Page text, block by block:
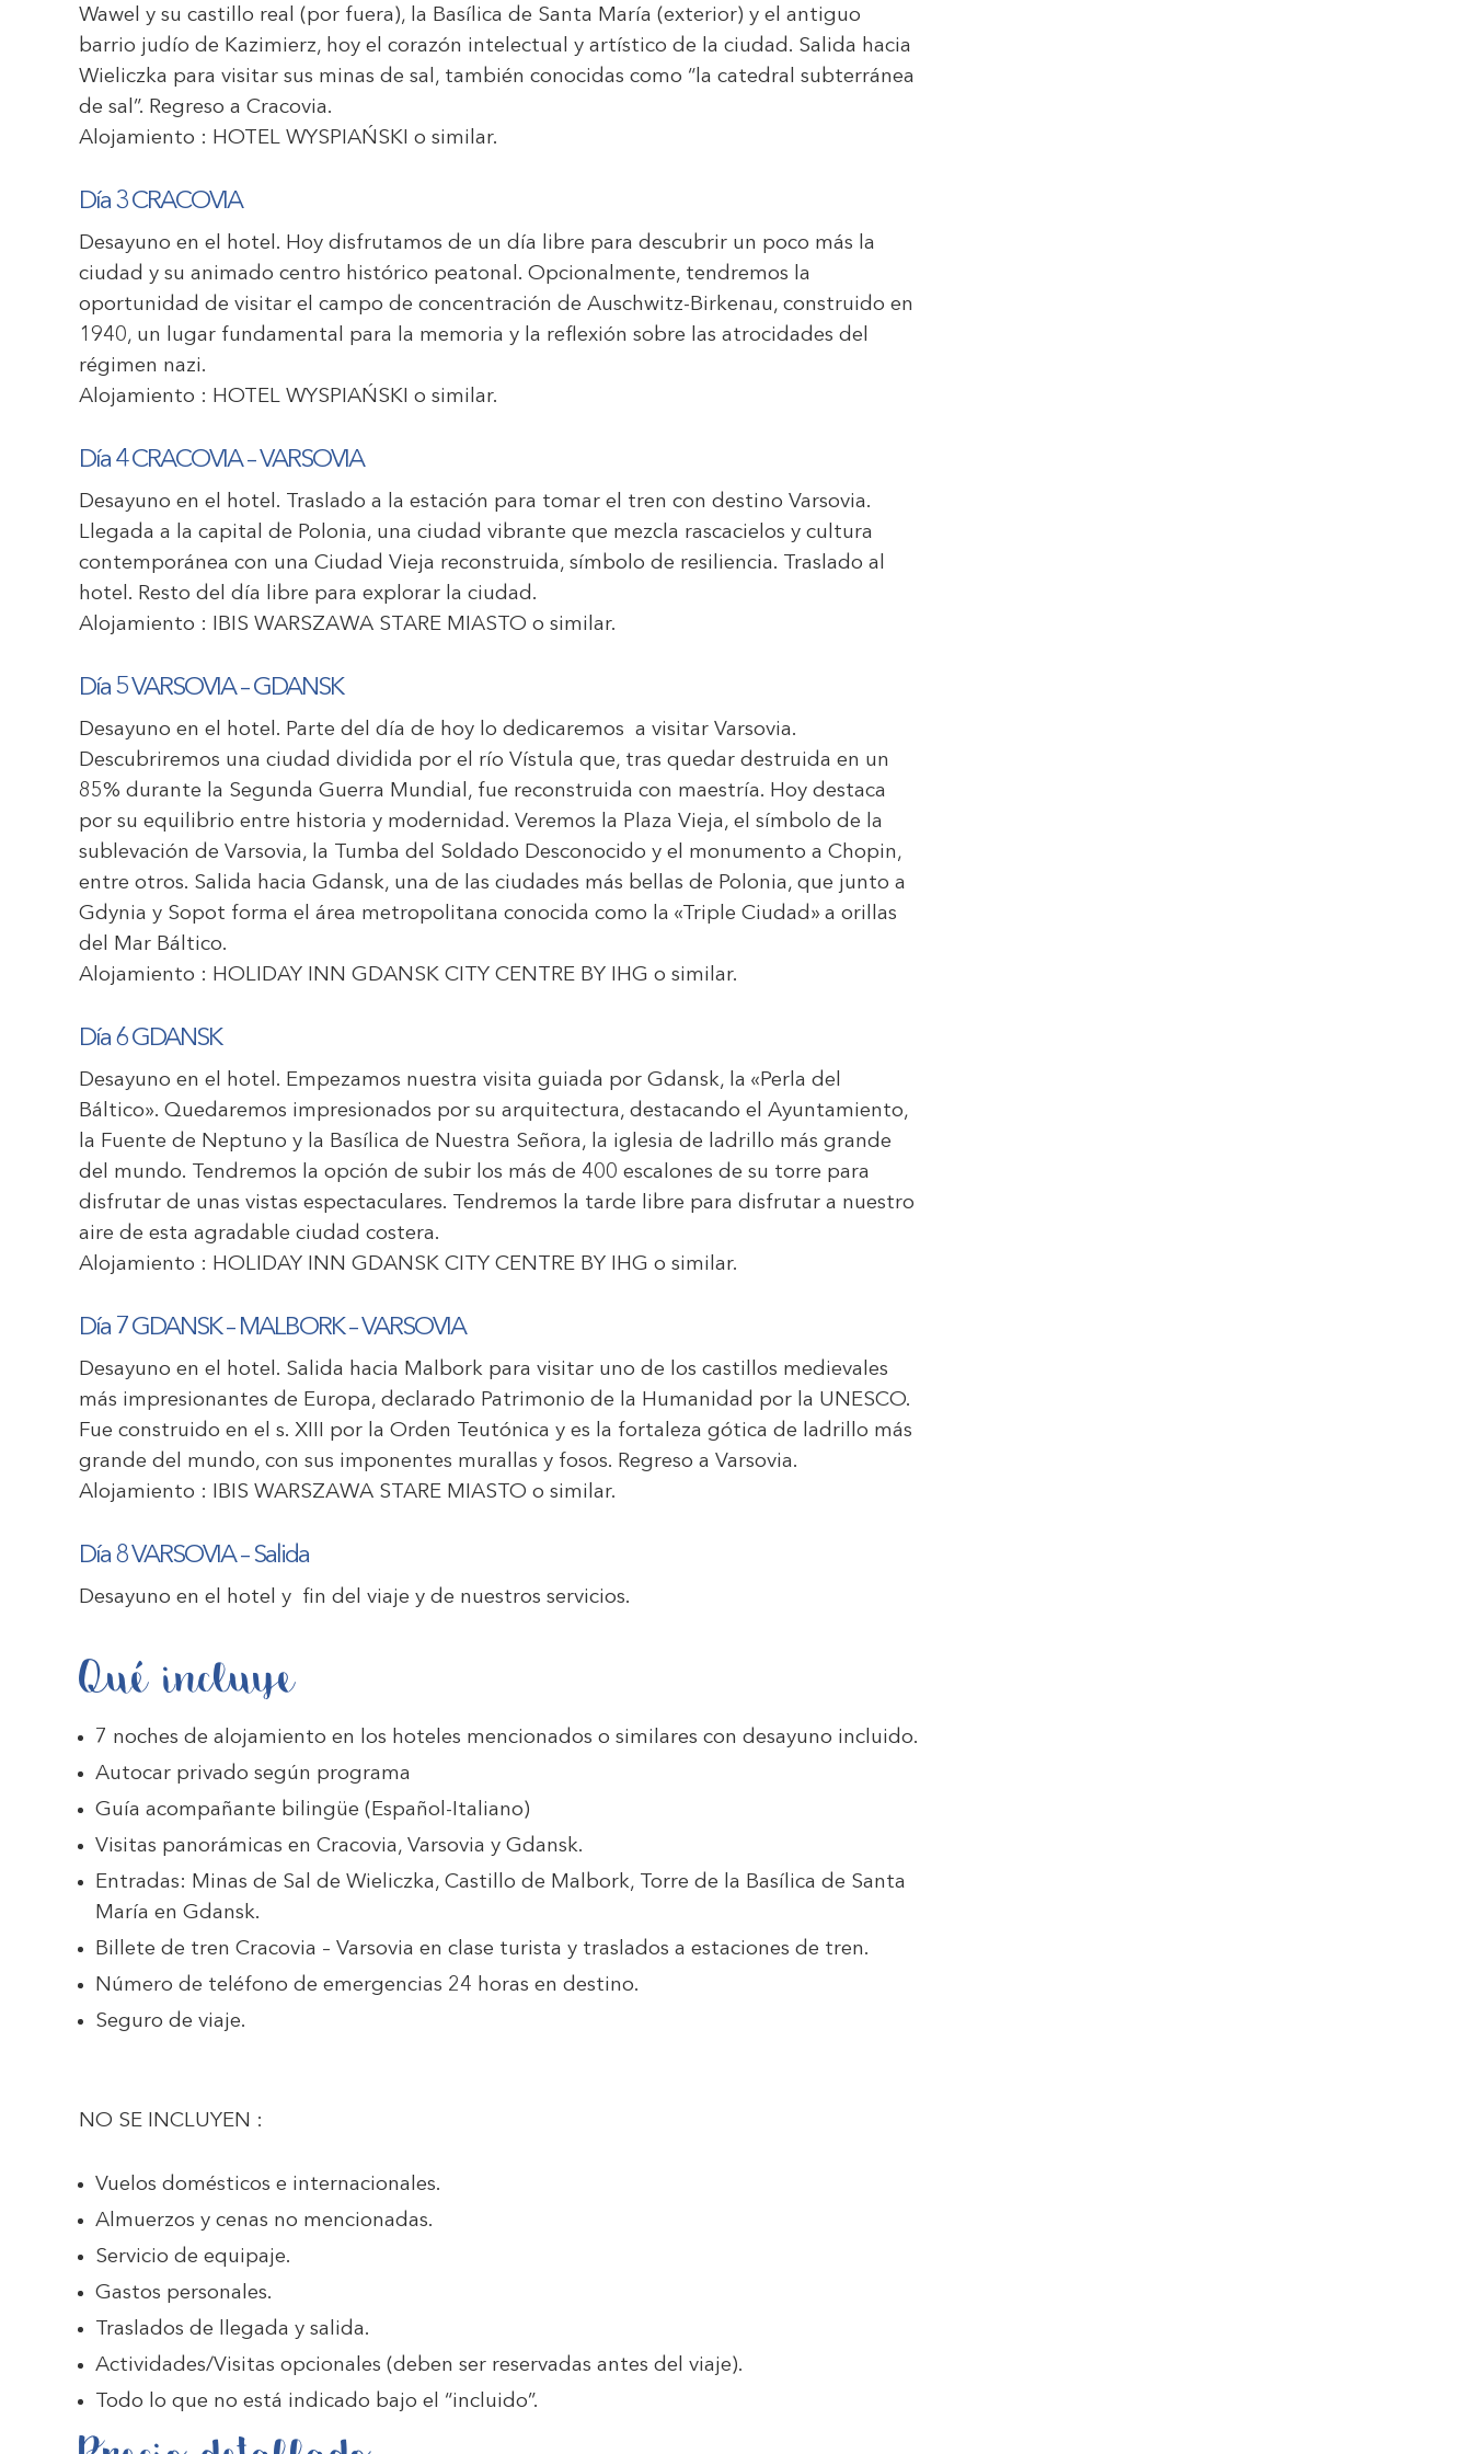
Wawel y su castillo real (por fuera), la Basílica de Santa María (exterior) y el antiguo
barrio judío de Kazimierz, hoy el corazón intelectual y artístico de la ciudad. Salida hacia
Wieliczka para visitar sus minas de sal, también conocidas como “la catedral subterránea
de sal”. Regreso a Cracovia.
Alojamiento : HOTEL WYSPIAŃSKI o similar.
Día 3 CRACOVIA
Desayuno en el hotel. Hoy disfrutamos de un día libre para descubrir un poco más la
ciudad y su animado centro histórico peatonal. Opcionalmente, tendremos la
oportunidad de visitar el campo de concentración de Auschwitz-Birkenau, construido en
1940, un lugar fundamental para la memoria y la reflexión sobre las atrocidades del
régimen nazi.
Alojamiento : HOTEL WYSPIAŃSKI o similar.
Día 4 CRACOVIA – VARSOVIA
Desayuno en el hotel. Traslado a la estación para tomar el tren con destino Varsovia.
Llegada a la capital de Polonia, una ciudad vibrante que mezcla rascacielos y cultura
contemporánea con una Ciudad Vieja reconstruida, símbolo de resiliencia. Traslado al
hotel. Resto del día libre para explorar la ciudad.
Alojamiento : IBIS WARSZAWA STARE MIASTO o similar.
Día 5 VARSOVIA – GDANSK
Desayuno en el hotel. Parte del día de hoy lo dedicaremos a visitar Varsovia.
Descubriremos una ciudad dividida por el río Vístula que, tras quedar destruida en un
85% durante la Segunda Guerra Mundial, fue reconstruida con maestría. Hoy destaca
por su equilibrio entre historia y modernidad. Veremos la Plaza Vieja, el símbolo de la
sublevación de Varsovia, la Tumba del Soldado Desconocido y el monumento a Chopin,
entre otros. Salida hacia Gdansk, una de las ciudades más bellas de Polonia, que junto a
Gdynia y Sopot forma el área metropolitana conocida como la «Triple Ciudad» a orillas
del Mar Báltico.
Alojamiento : HOLIDAY INN GDANSK CITY CENTRE BY IHG o similar.
Día 6 GDANSK
Desayuno en el hotel. Empezamos nuestra visita guiada por Gdansk, la «Perla del
Báltico». Quedaremos impresionados por su arquitectura, destacando el Ayuntamiento,
la Fuente de Neptuno y la Basílica de Nuestra Señora, la iglesia de ladrillo más grande
del mundo. Tendremos la opción de subir los más de 400 escalones de su torre para
disfrutar de unas vistas espectaculares. Tendremos la tarde libre para disfrutar a nuestro
aire de esta agradable ciudad costera.
Alojamiento : HOLIDAY INN GDANSK CITY CENTRE BY IHG o similar.
Día 7 GDANSK – MALBORK – VARSOVIA
Desayuno en el hotel. Salida hacia Malbork para visitar uno de los castillos medievales
más impresionantes de Europa, declarado Patrimonio de la Humanidad por la UNESCO.
Fue construido en el s. XIII por la Orden Teutónica y es la fortaleza gótica de ladrillo más
grande del mundo, con sus imponentes murallas y fosos. Regreso a Varsovia.
Alojamiento : IBIS WARSZAWA STARE MIASTO o similar.
Día 8 VARSOVIA – Salida
Desayuno en el hotel y fin del viaje y de nuestros servicios.
Qué incluye
7 noches de alojamiento en los hoteles mencionados o similares con desayuno incluido.
Autocar privado según programa
Guía acompañante bilingüe (Español-Italiano)
Visitas panorámicas en Cracovia, Varsovia y Gdansk.
Entradas: Minas de Sal de Wieliczka, Castillo de Malbork, Torre de la Basílica de Santa
María en Gdansk.
Billete de tren Cracovia – Varsovia en clase turista y traslados a estaciones de tren.
Número de teléfono de emergencias 24 horas en destino.
Seguro de viaje.
NO SE INCLUYEN :
Vuelos domésticos e internacionales.
Almuerzos y cenas no mencionadas.
Servicio de equipaje.
Gastos personales.
Traslados de llegada y salida.
Actividades/Visitas opcionales (deben ser reservadas antes del viaje).
Todo lo que no está indicado bajo el “incluido”.